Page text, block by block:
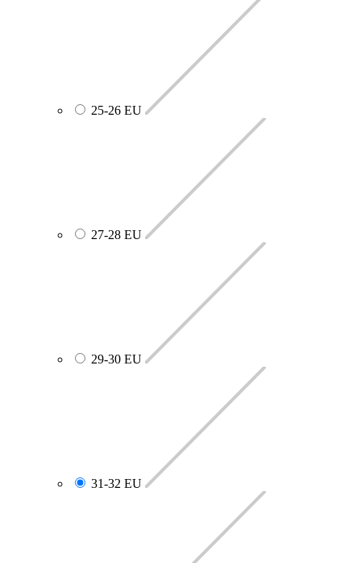
25-26 EU
27-28 EU
29-30 EU
31-32 EU